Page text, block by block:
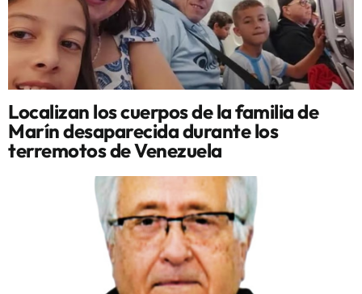
Localizan los cuerpos de la familia de
Marín desaparecida durante los
terremotos de Venezuela